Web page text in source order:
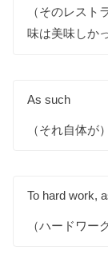
（そのレスト
味は美味しか
As such
（それ自体が）
To hard work,
（ハードワー